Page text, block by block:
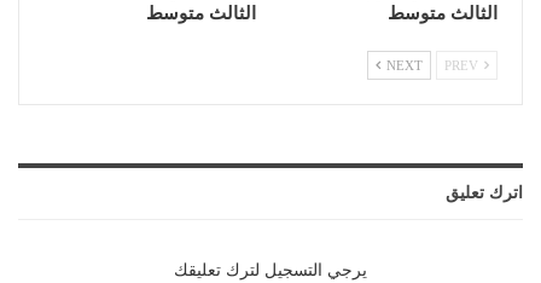
الثالث متوسط
الثالث متوسط
NEXT
اترك تعليق
يرجي التسجيل لترك تعليقك